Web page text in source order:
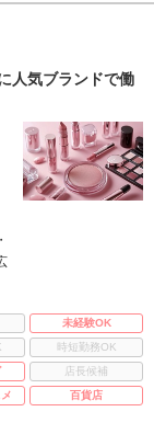
人気ブランドで働
未経験OK
時短勤務OK
店長候補
百貨店